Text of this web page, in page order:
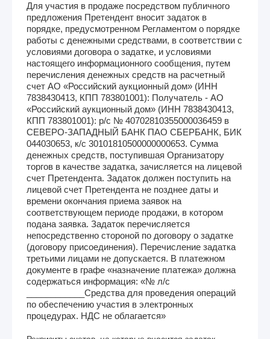
Для участия в продаже посредством публичного
предложения Претендент вносит задаток в
порядке, предусмотренном Регламентом о порядке
работы с денежными средствами, в соответствии с
условиями договора о задатке, и условиями
настоящего информационного сообщения, путем
перечисления денежных средств на расчетный
счет АО «Российский аукционный дом» (ИНН
7838430413, КПП 783801001): Получатель - АО
«Российский аукционный дом» (ИНН 7838430413,
КПП 783801001): р/с № 40702810355000036459 в
СЕВЕРО-ЗАПАДНЫЙ БАНК ПАО СБЕРБАНК, БИК
044030653, к/с 30101810500000000653. Сумма
денежных средств, поступившая Организатору
торгов в качестве задатка, зачисляется на лицевой
счет Претендента. Задаток должен поступить на
лицевой счет Претендента не позднее даты и
времени окончания приема заявок на
соответствующем периоде продажи, в котором
подана заявка. Задаток перечисляется
непосредственно стороной по договору о задатке
(договору присоединения). Перечисление задатка
третьими лицами не допускается. В платежном
документе в графе «назначение платежа» должна
содержаться информация: «№ л/с
____________Средства для проведения операций
по обеспечению участия в электронных
процедурах. НДС не облагается»